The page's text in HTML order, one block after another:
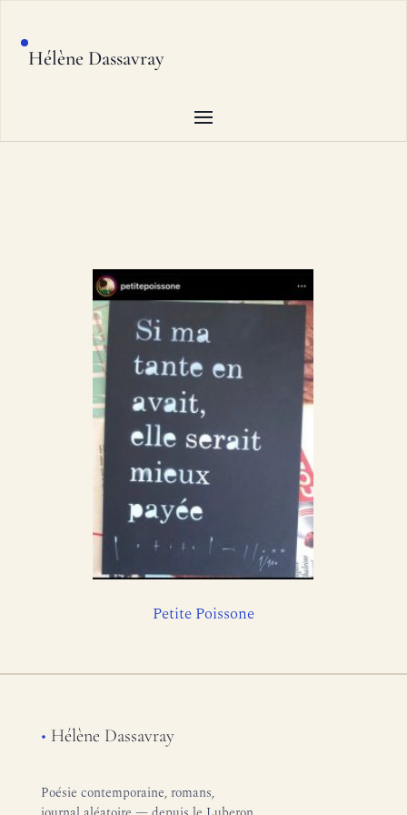
Hélène Dassavray
Petite Poissone
• Hélène Dassavray
Poésie contemporaine, romans,